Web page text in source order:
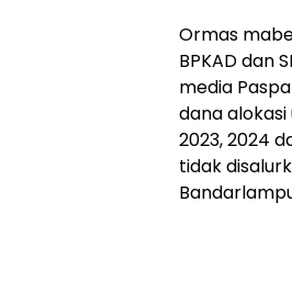
Ormas
BPKAD dan
media
dana
2023, 2024
tidak